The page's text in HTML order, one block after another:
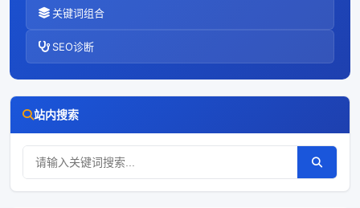
关键词组合
SEO诊断
站内搜索